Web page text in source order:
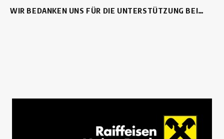
WIR BEDANKEN UNS FÜR DIE UNTERSTÜTZUNG BEI…